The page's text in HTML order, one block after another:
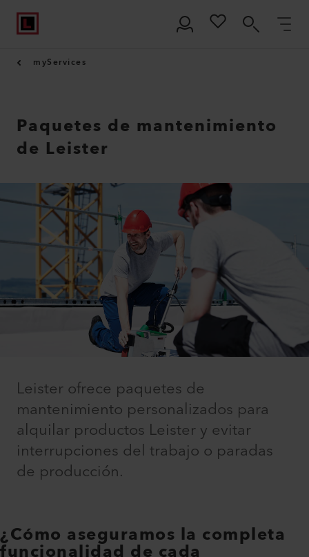
myServices
Paquetes de mantenimiento
de Leister
Leister ofrece paquetes de
mantenimiento personalizados para
alquilar productos Leister y evitar
interrupciones del trabajo o paradas
de producción.
¿Cómo aseguramos la completa